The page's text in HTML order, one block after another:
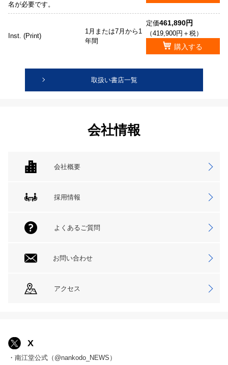
名が必要です。
Inst. (Print)
1月または7月から1
年間
定価461,890円
（419,900円＋税）
購入する
取扱い書店一覧
会社情報
会社概要
採用情報
よくあるご質問
お問い合わせ
アクセス
X
・南江堂公式（@nankodo_NEWS）